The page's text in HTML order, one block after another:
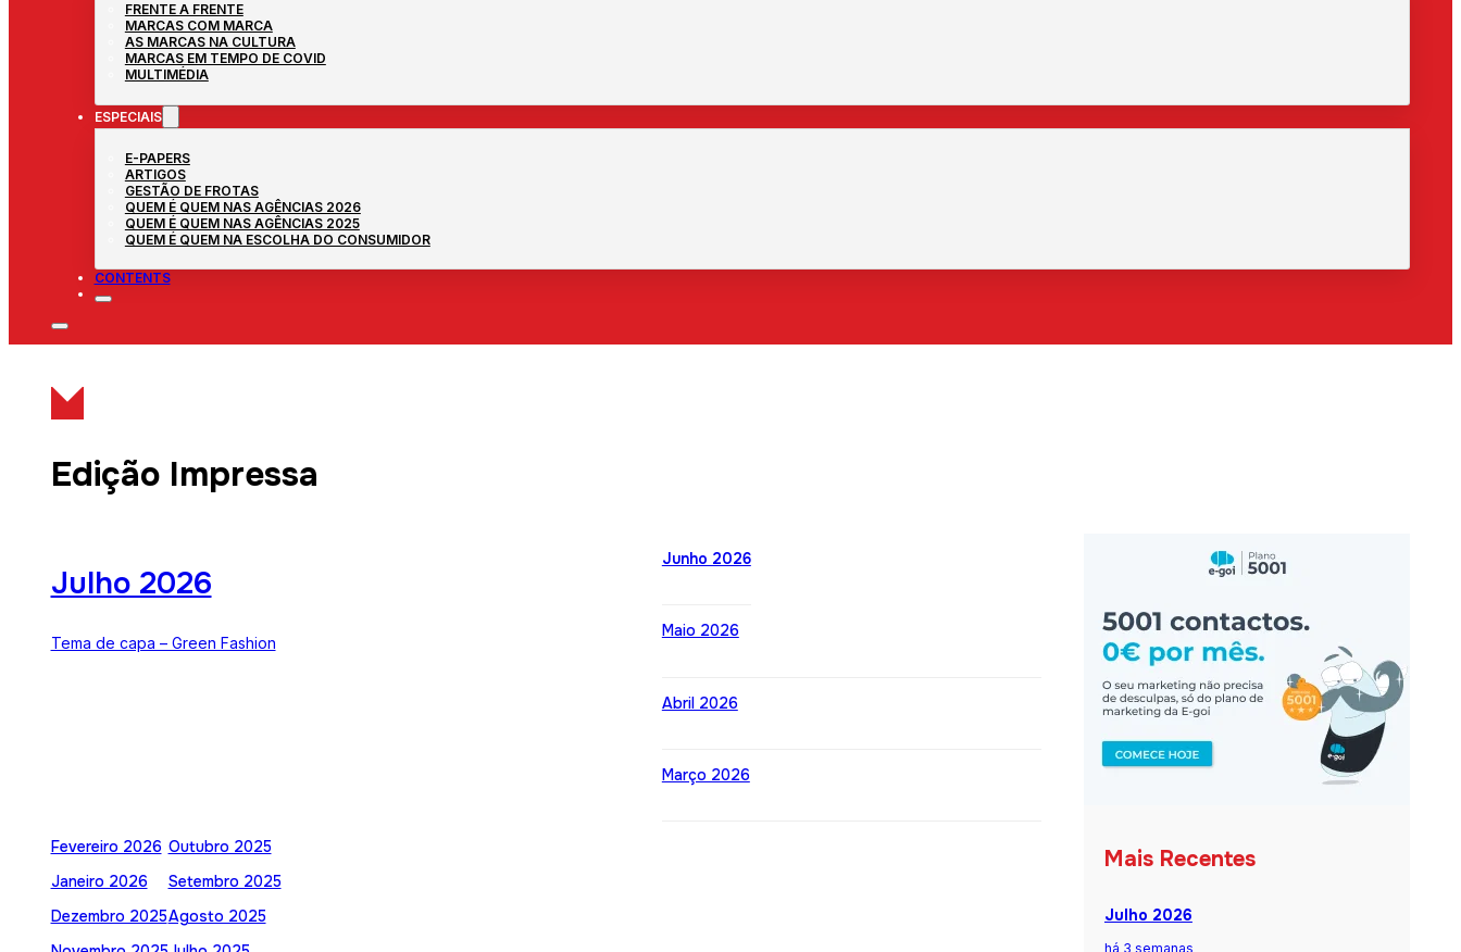
FRENTE A FRENTE
MARCAS COM MARCA
AS MARCAS NA CULTURA
MARCAS EM TEMPO DE COVID
MULTIMÉDIA
ESPECIAIS
E-PAPERS
ARTIGOS
GESTÃO DE FROTAS
QUEM É QUEM NAS AGÊNCIAS 2026
QUEM É QUEM NAS AGÊNCIAS 2025
QUEM É QUEM NA ESCOLHA DO CONSUMIDOR
CONTENTS
Edição Impressa
Julho 2026
Tema de capa – Green Fashion
Junho 2026
Maio 2026
Abril 2026
Março 2026
Fevereiro 2026
Janeiro 2026
Dezembro 2025
Outubro 2025
Setembro 2025
Agosto 2025
Mais Recentes
Julho 2026
há 3 semanas